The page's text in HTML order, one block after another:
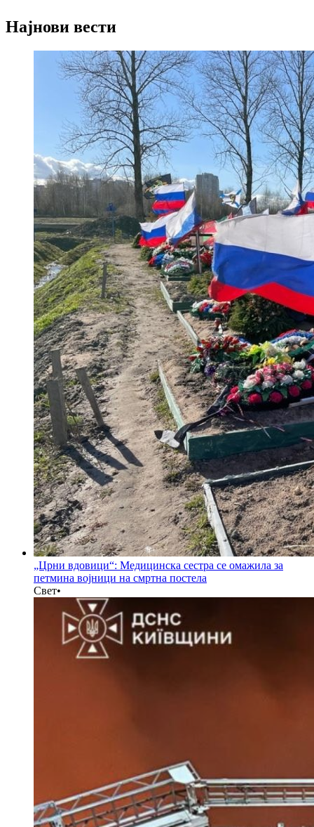
Најнови вести
„Црни вдовици“: Медицинска сестра се омажила за
петмина војници на смртна постела
Свет•